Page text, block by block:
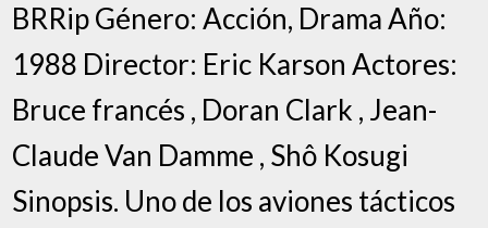
BRRip Género: Acción, Drama Año:
1988 Director: Eric Karson Actores:
Bruce francés , Doran Clark , Jean-
Claude Van Damme , Shô Kosugi
Sinopsis. Uno de los aviones tácticos